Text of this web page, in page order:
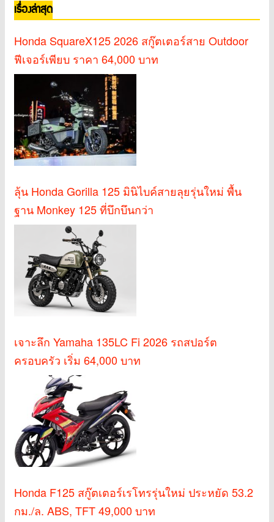
เรื่องล่าสุด
Honda SquareX125 2026 สกู๊ตเตอร์สาย Outdoor
ฟีเจอร์เพียบ ราคา 64,000 บาท
ลุ้น Honda Gorilla 125 มินิไบค์สายลุยรุ่นใหม่ พื้น
ฐาน Monkey 125 ที่บึกบึนกว่า
เจาะลึก Yamaha 135LC Fi 2026 รถสปอร์ต
ครอบครัว เริ่ม 64,000 บาท
Honda F125 สกู๊ตเตอร์เรโทรรุ่นใหม่ ประหยัด 53.2
กม./ล. ABS, TFT 49,000 บาท